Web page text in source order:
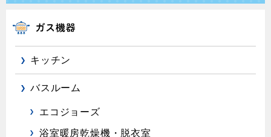
キッチン
バスルーム
エコジョーズ
浴室暖房乾燥機・脱衣室